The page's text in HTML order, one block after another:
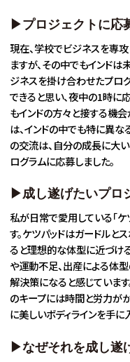
▶︎プロジェクトに応
現在、学校でビジネスを専
ますが、その中でもインドは
ジネスを掛け合わせたプロ
できると思い、夜中の1時に
もインドの方々と接する機
は、インドの中でも特に異な
の交流は、自分の成長に大
ログラムに応募しました。
▶︎成し遂げたいプロ
私が日常で愛用している「
す。ケツパッドはガードルと
ると理想的な体型に近づけ
や運動不足、出産による体
解決策になると感じています
のキープには時間と労力がか
に美しいボディラインを手に
▶︎なぜそれを成し遂